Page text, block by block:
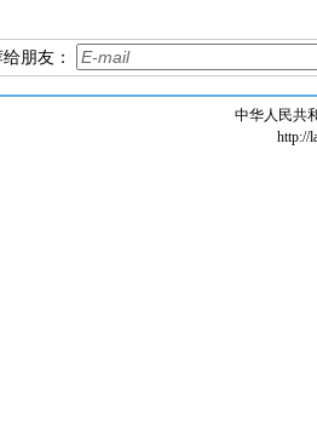
朋友：
中华人民共
http://